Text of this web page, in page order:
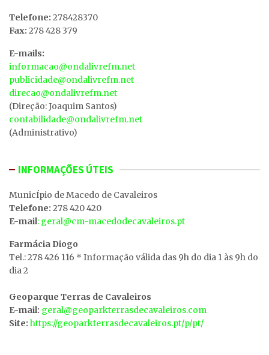
Telefone: 278428370
Fax: 278 428 379
E-mails:
informacao@ondalivrefm.net
publicidade@ondalivrefm.net
direcao@ondalivrefm.net
(Direção: Joaquim Santos)
contabilidade@ondalivrefm.net
(Administrativo)
INFORMAÇÕES ÚTEIS
MunicÍpio de Macedo de Cavaleiros
Telefone: 278 420 420
E-mail: geral@cm-macedodecavaleiros.pt
Farmácia Diogo
Tel.: 278 426 116 * Informação válida das 9h do dia 1 às 9h do
dia 2
Geoparque Terras de Cavaleiros
E-mail: geral@geoparkterrasdecavaleiros.com
Site: https://geoparkterrasdecavaleiros.pt/p/pt/